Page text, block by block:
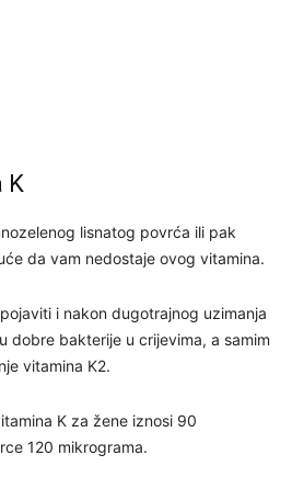
K
lisnatog povrća ili pak
da vam nedostaje ovog vitamina.
i nakon dugotrajnog uzimanja
dobre bakterije u crijevima, a samim
vitamina K2.
K za žene iznosi 90
120 mikrograma.